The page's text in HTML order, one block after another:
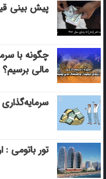
پیش بینی
چگونه با
مالی برسیم؟
تور باتومی :